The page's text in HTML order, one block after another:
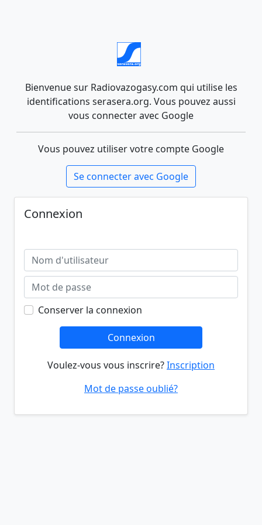
Bienvenue sur Radiovazogasy.com qui utilise les
identifications serasera.org. Vous pouvez aussi
vous connecter avec Google
Vous pouvez utiliser votre compte Google
Se connecter avec Google
Connexion
Conserver la connexion
Connexion
Voulez-vous vous inscrire?Inscription
Mot de passe oublié?